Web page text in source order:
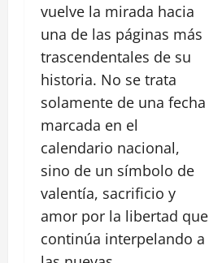
vuelve la mirada hacia
una de las páginas más
trascendentales de su
historia. No se trata
solamente de una fecha
marcada en el
calendario nacional,
sino de un símbolo de
valentía, sacrificio y
amor por la libertad que
continúa interpelando a